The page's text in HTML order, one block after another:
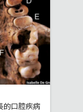
的口腔疾病